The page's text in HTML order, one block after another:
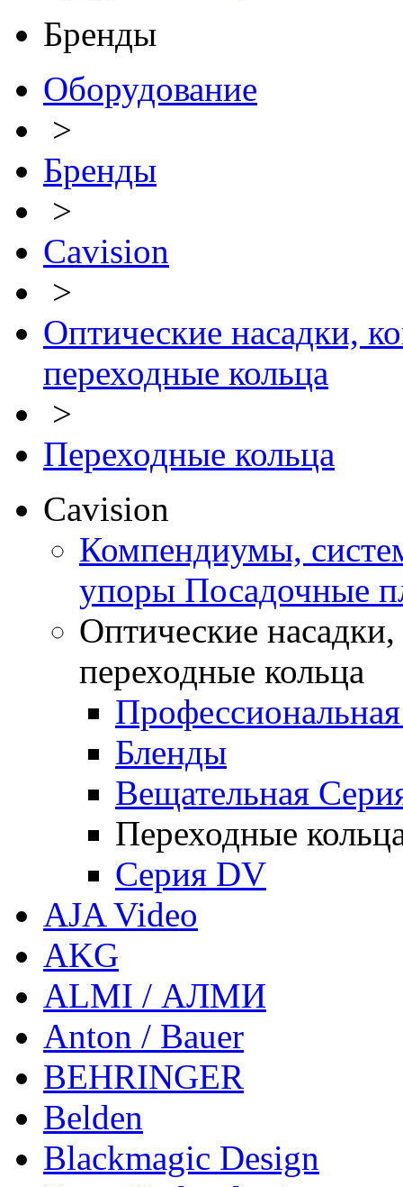
Бренды
Оборудование
>
Бренды
>
Cavision
>
Оптические насадки,
переходные кольца
>
Переходные кольца
Cavision
Компендиумы,
упоры Посадочные
Оптические
переходные кольца
Бленды
Вещательная
Переходные
Серия DV
AJA Video
AKG
ALMI / АЛМИ
Anton / Bauer
BEHRINGER
Belden
Blackmagic Design